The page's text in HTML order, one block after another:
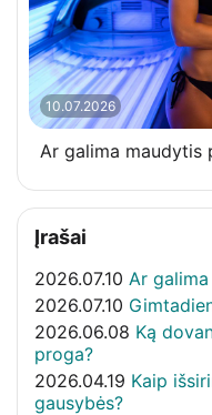
10.07.2026
Ar galima maudytis
Įrašai
2026.07.10 Ar
2026.07.10
2026.06.08 Ką
proga?
2026.04.19 Kaip
gausybės?